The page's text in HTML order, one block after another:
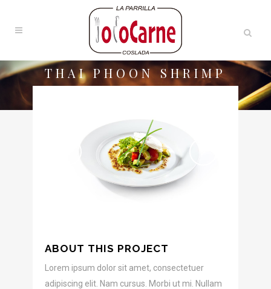
THAI PHOON SHRIMP
ABOUT THIS PROJECT
Lorem ipsum dolor sit amet, consectetuer
adipiscing elit. Nam cursus. Morbi ut mi. Nullam